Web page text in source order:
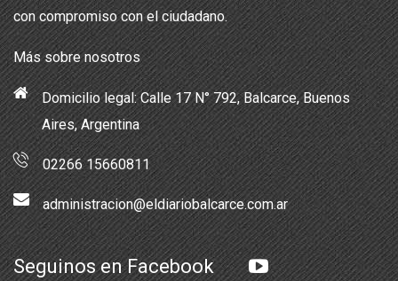
con compromiso con el ciudadano.
Más sobre nosotros
Domicilio legal: Calle 17 N° 792, Balcarce, Buenos
Aires, Argentina
02266 15660811
administracion@eldiariobalcarce.com.ar
Seguinos en Facebook